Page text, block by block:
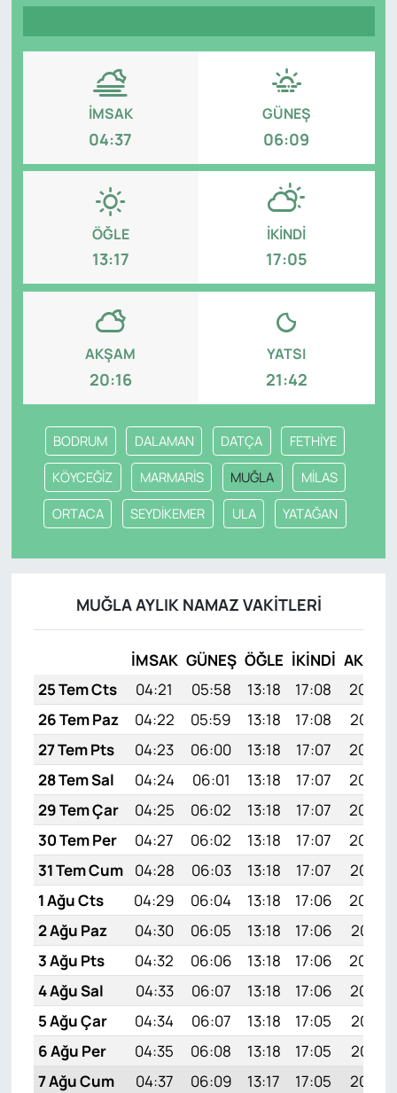
İMSAK
04:37
GÜNEŞ
06:09
ÖĞLE
13:17
İKINDI
17:05
AKŞAM
20:16
YATSI
21:42
BODRUM DALAMAN DATÇA FETHİYE
KÖYCEĞİZ MARMARİS MUĞLA MİLAS
ORTACA SEYDİKEMER ULA YATAĞAN
MUĞLA AYLIK NAMAZ VAKITLERI
İMSAK GÜNEŞ ÖĞLE İKINDI AKŞAM
25 Tem Cts
04:21 05:58 13:18 17:08
20:28
26 Tem Paz
04:22 05:59 13:18 17:08
20:27
27 Tem Pts
04:23 06:00 13:18 17:07
20:26
28 Tem Sal
04:24 06:01 13:18 17:07
20:25
29 Tem Çar
04:25 06:02 13:18 17:07
20:25
30 Tem Per
04:27 06:02 13:18 17:07
20:24
31 Tem Cum
04:28 06:03 13:18 17:07
20:23
1 Ağu Cts
04:29 06:04 13:18 17:06
20:22
2 Ağu Paz
04:30 06:05 13:18 17:06
20:21
3 Ağu Pts
04:32 06:06 13:18 17:06
20:20
4 Ağu Sal
04:33 06:07 13:18 17:06
20:19
5 Ağu Çar
04:34 06:07 13:18 17:05
20:18
6 Ağu Per
04:35 06:08 13:18 17:05
20:17
7 Ağu Cum
04:37 06:09 13:17 17:05
20:16
Genel
Gündem
Özel Haber
POLİTİKA
Siyaset